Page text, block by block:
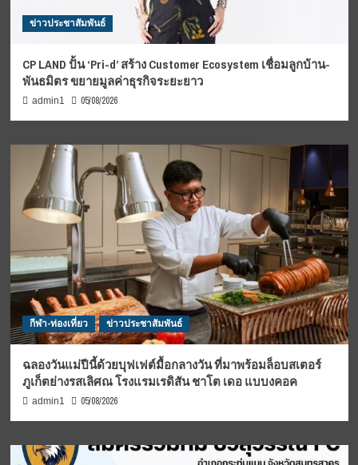
ข่าวประชาสัมพันธ์
CP LAND ปั้น ‘Pri-d’ สร้าง Customer Ecosystem เชื่อมลูกบ้าน-
พันธมิตร ขยายมูลค่าธุรกิจระยะยาว
admin1 05/08/2026
กีฬา-ท่องเที่ยว ข่าวประชาสัมพันธ์
ฉลองวันแม่ปีนี้ด้วยบุฟเฟต์มื้อกลางวัน ที่มาพร้อมล็อบสเตอร์
ภูเก็ตย่างรสเลิศณ โรงแรมเรดิสัน ชาโต เดอ แบบงคอค
admin1 05/08/2026